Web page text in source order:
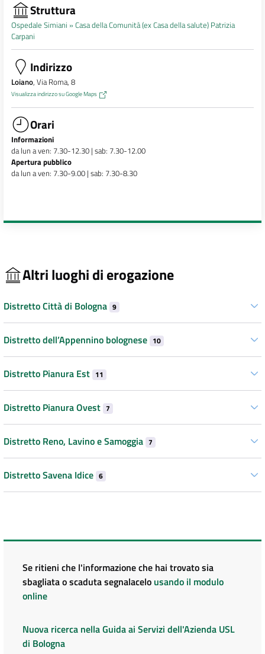
Struttura
Ospedale Simiani »Casa della Comunità (ex Casa della salute) Patrizia
Carpani
Indirizzo
Loiano, Via Roma, 8
Visualizza indirizzo su Google Maps
Orari
Informazioni
da lun a ven: 7.30-12.30 | sab: 7.30-12.00
Apertura pubblico
da lun a ven: 7.30-9.00 | sab: 7.30-8.30
Altri luoghi di erogazione
Distretto Città di Bologna 9
Distretto dell’Appennino bolognese 10
Distretto Pianura Est 11
Distretto Pianura Ovest 7
Distretto Reno, Lavino e Samoggia 7
Distretto Savena Idice 6
Se ritieni che l'informazione che hai trovato sia
sbagliata o scaduta segnalacelo usando il modulo
online
Nuova ricerca nella Guida ai Servizi dell'Azienda USL
di Bologna